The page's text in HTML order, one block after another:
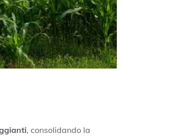
, consolidando la